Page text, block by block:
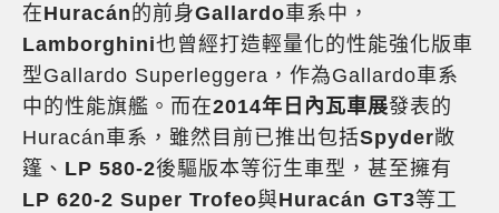
在Huracán的前身Gallardo車系中，
Lamborghini也曾經打造輕量化的性能強化版車
型Gallardo Superleggera，作為Gallardo車系
中的性能旗艦。而在2014年日內瓦車展發表的
Huracán車系，雖然目前已推出包括Spyder敞
篷、 LP 580-2後驅版本等衍生車型，甚至擁有
LP 620-2 Super Trofeo與Huracán GT3等工